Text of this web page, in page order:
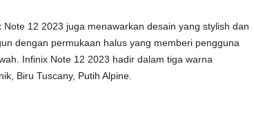
12 2023 juga menawarkan desain yang stylish dan
dengan permukaan halus yang memberi pengguna
Infinix Note 12 2023 hadir dalam tiga warna
Biru Tuscany, Putih Alpine.